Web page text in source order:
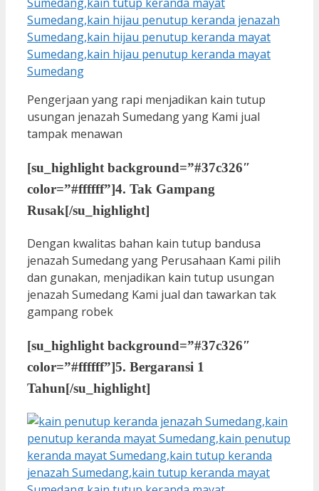
Pengerjaan yang rapi menjadikan kain tutup
usungan jenazah Sumedang yang Kami jual
tampak menawan
[su_highlight background=”#37c326″
color=”#ffffff”]4. Tak Gampang
Rusak[/su_highlight]
Dengan kwalitas bahan kain tutup bandusa
jenazah Sumedang yang Perusahaan Kami pilih
dan gunakan, menjadikan kain tutup usungan
jenazah Sumedang Kami jual dan tawarkan tak
gampang robek
[su_highlight background=”#37c326″
color=”#ffffff”]5. Bergaransi 1
Tahun[/su_highlight]